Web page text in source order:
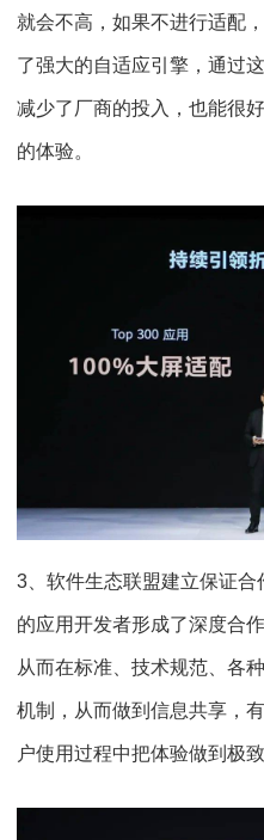
就会不高，如果不进行适配
了强大的自适应引擎，通过
减少了厂商的投入，也能很
的体验。
3、软件生态联盟建立保证
的应用开发者形成了深度合
从而在标准、技术规范、各
机制，从而做到信息共享，
户使用过程中把体验做到极致